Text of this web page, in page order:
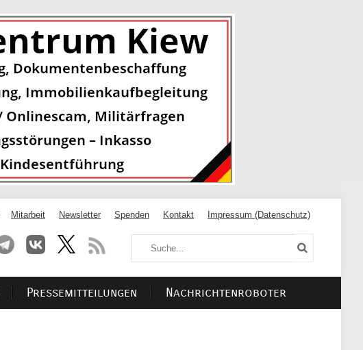
Mitarbeit Newsletter Spenden Kontakt Impressum (Datenschutz)
Pressemitteilungen Nachrichtenroboter